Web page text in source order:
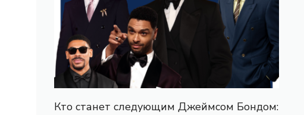
Кто станет следующим Джеймсом Бондом: